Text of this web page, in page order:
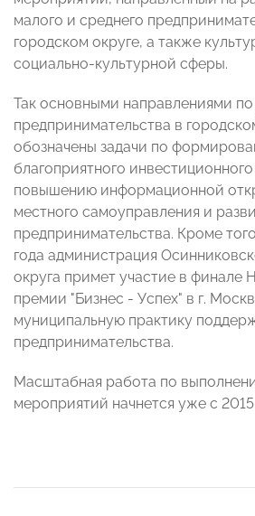
малого и среднего
городском округе, а также
социально-культурной сферы.
Так основными направлениями
предпринимательства в
обозначены задачи по
благоприятного
повышению информационной
местного самоуправления и
предпринимательства. Кроме
года администрация
округа примет участие в финале
премии "Бизнес - Успех" в г.
муниципальную практику
предпринимательства.
Масштабная работа по
мероприятий начнется уже с 2015